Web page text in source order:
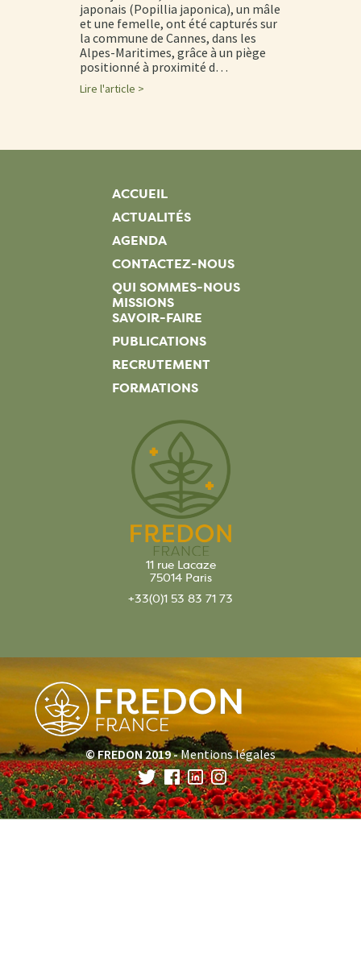
japonais (Popillia japonica), un mâle
et une femelle, ont été capturés sur
la commune de Cannes, dans les
Alpes-Maritimes, grâce à un piège
positionné à proximité d…
Lire l'article >
ACCUEIL
ACTUALITÉS
AGENDA
CONTACTEZ-NOUS
QUI SOMMES-NOUS
MISSIONS
SAVOIR-FAIRE
PUBLICATIONS
RECRUTEMENT
FORMATIONS
11 rue Lacaze
75014 Paris
+33(0)1 53 83 71 73
© FREDON 2019 -Mentions légales